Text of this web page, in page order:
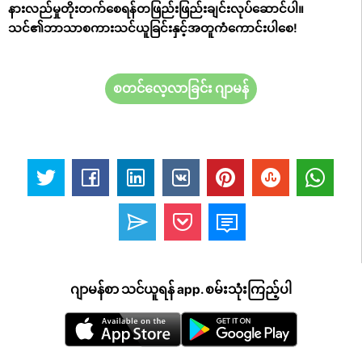
နားလည်မှုတိုးတက်စေရန်တဖြည်းဖြည်းချင်းလုပ်ဆောင်ပါ။
သင်၏ဘာသာစကားသင်ယူခြင်းနှင့်အတူကံကောင်းပါစေ!
စတင်လေ့လာခြင်း ဂျာမန်
ဂျာမန်စာ သင်ယူရန် app. စမ်းသုံးကြည့်ပါ